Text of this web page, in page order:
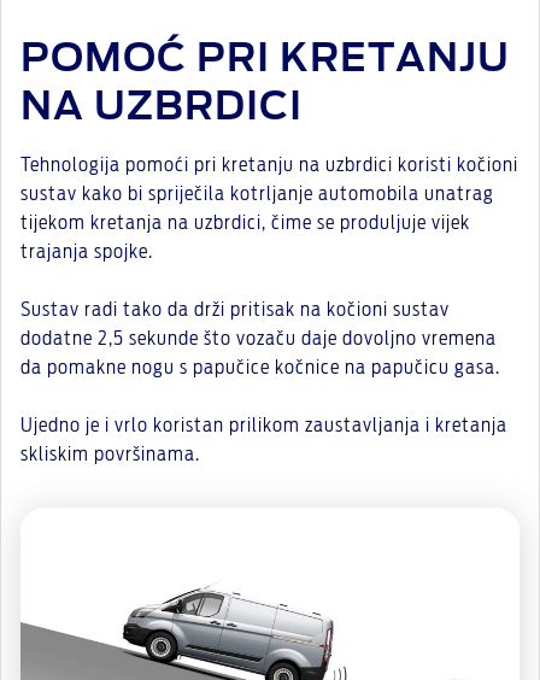
POMOĆ PRI KRETANJU
NA UZBRDICI
Tehnologija pomoći pri kretanju na uzbrdici koristi kočioni
sustav kako bi spriječila kotrljanje automobila unatrag
tijekom kretanja na uzbrdici, čime se produljuje vijek
trajanja spojke.
Sustav radi tako da drži pritisak na kočioni sustav
dodatne 2,5 sekunde što vozaču daje dovoljno vremena
da pomakne nogu s papučice kočnice na papučicu gasa.
Ujedno je i vrlo koristan prilikom zaustavljanja i kretanja
skliskim površinama.